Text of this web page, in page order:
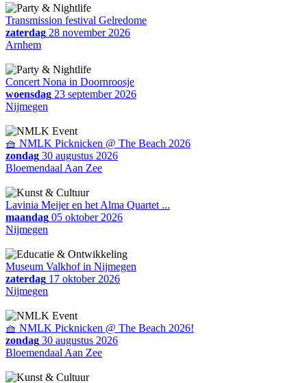
Transmission festival Gelredome
zaterdag 28 november 2026
Arnhem
Concert Nona in Doornroosje
woensdag 23 september 2026
Nijmegen
🧺 NMLK Picknicken @ The Beach 2026
zondag 30 augustus 2026
Bloemendaal Aan Zee
Lavinia Meijer en het Alma Quartet ...
maandag 05 oktober 2026
Nijmegen
Museum Valkhof in Nijmegen
zaterdag 17 oktober 2026
Nijmegen
🧺 NMLK Picknicken @ The Beach 2026!
zondag 30 augustus 2026
Bloemendaal Aan Zee